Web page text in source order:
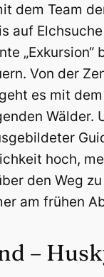
dem Team
auf
„Exkursion“
Von der
es mit
Wälder.
hoch,
den Weg
am frühen
–